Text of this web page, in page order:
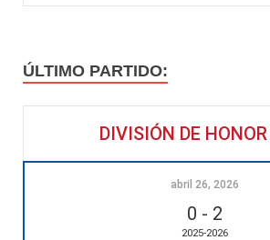
ÚLTIMO PARTIDO:
DIVISIÓN DE
abril 26, 2026
0 - 2
2025-2026